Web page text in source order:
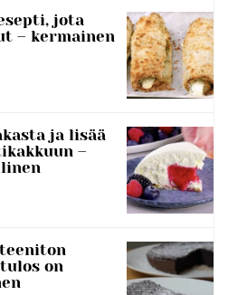
jota
– kermainen
ja lisää
–
on